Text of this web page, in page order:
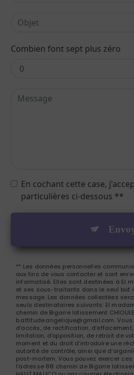
Combien font sept plus zéro
En cochant cette case,
particulières ci-dessous **
** Les données personnelles
aux fins de vous contacter et sont
informatisé. Elles sont destinées à El
et ses sous-traitants dans le seul but
message. Les données collectées
seuls destinataires suivants: El
chemin de Bigarre lotissement
b.attitude.angelique@gmail.com.
d’accès, de rectification,
limitation, d’opposition, de retrait de
moment et du droit d’introduire une
autorité de contrôle, ainsi que
post-mortem. Vous pouvez exercer
l'adresse 88 chemin de Bigarre